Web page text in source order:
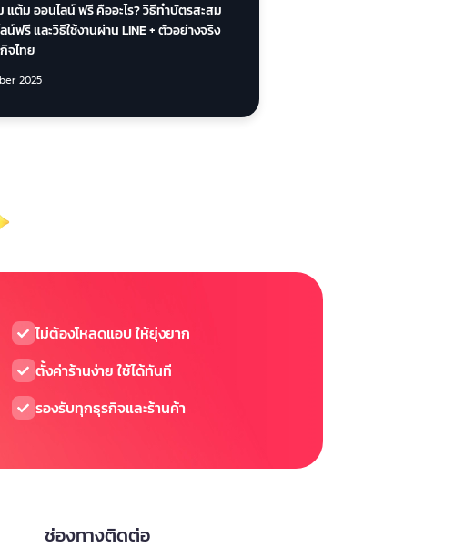
แต้ม ออนไลน์ ฟรี คืออะไร? วิธีทำบัตรสะสม
ฟรี และวิธีใช้งานผ่าน LINE + ตัวอย่างจริง
จไทย
2025
ไม่ต้องโหลดแอป ให้ยุ่งยาก
ตั้งค่าร้านง่าย ใช้ได้ทันที
รองรับทุกธุรกิจและร้านค้า
ช่องทางติดต่อ